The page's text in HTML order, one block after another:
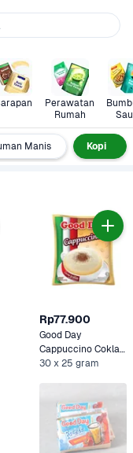
Perawatan
Rumah
Manis Kopi
Rp77.900
Good Day
Cappuccino Coklat
Granula
30 x 25 gram